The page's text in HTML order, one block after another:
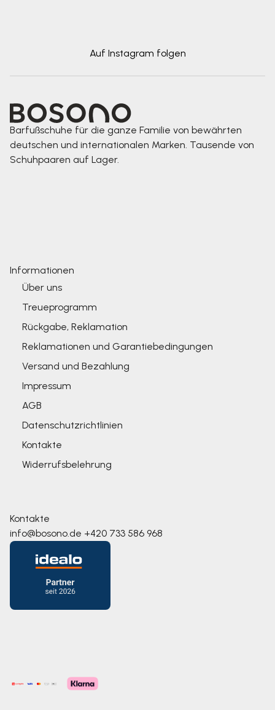
Auf Instagram folgen
Barfußschuhe für die ganze Familie von bewährten
deutschen und internationalen Marken. Tausende von
Schuhpaaren auf Lager.
Informationen
Über uns
Treueprogramm
Rückgabe, Reklamation
Reklamationen und Garantiebedingungen
Versand und Bezahlung
Impressum
AGB
Datenschutzrichtlinien
Kontakte
Widerrufsbelehrung
Kontakte
info@bosono.de +420 733 586 968